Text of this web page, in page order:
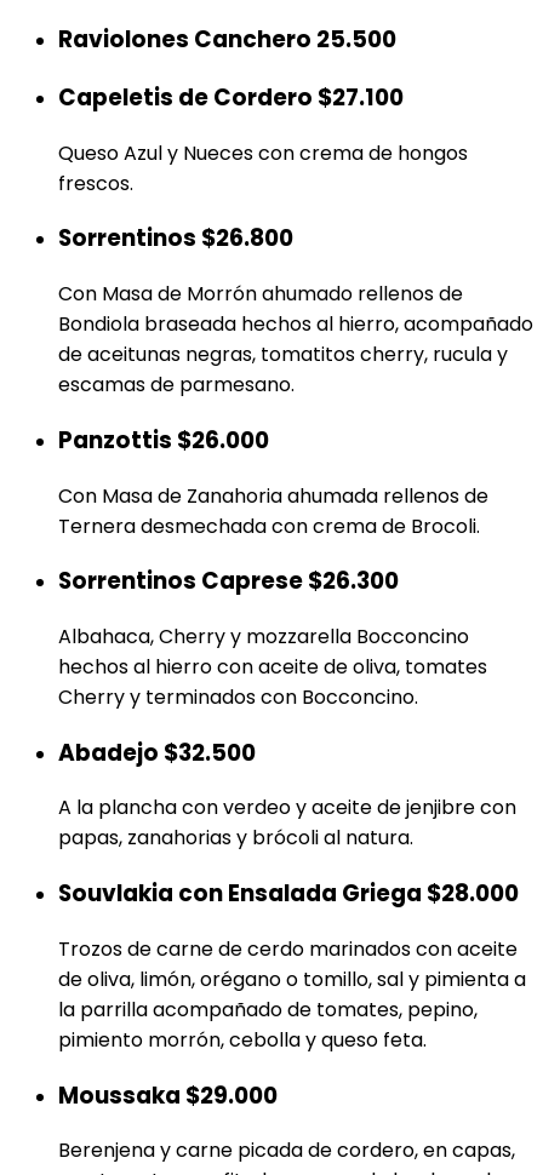
Raviolones Canchero 25.500
Capeletis de Cordero $27.100
Queso Azul y Nueces con crema de hongos
frescos.
Sorrentinos $26.800
Con Masa de Morrón ahumado rellenos de
Bondiola braseada hechos al hierro, acompañado
de aceitunas negras, tomatitos cherry, rucula y
escamas de parmesano.
Panzottis $26.000
Con Masa de Zanahoria ahumada rellenos de
Ternera desmechada con crema de Brocoli.
Sorrentinos Caprese$26.300
Albahaca, Cherry y mozzarella Bocconcino
hechos al hierro con aceite de oliva, tomates
Cherry y terminados con Bocconcino.
Abadejo $32.500
A la plancha con verdeo y aceite de jenjibre con
papas, zanahorias y brócoli al natura.
Souvlakia con Ensalada Griega $28.000
Trozos de carne de cerdo marinados con aceite
de oliva, limón, orégano o tomillo, sal y pimienta a
la parrilla acompañado de tomates, pepino,
pimiento morrón, cebolla y queso feta.
Moussaka $29.000
Berenjena y carne picada de cordero, en capas,